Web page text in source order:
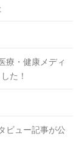
療・健康メディ
た！
ビュー記事が公